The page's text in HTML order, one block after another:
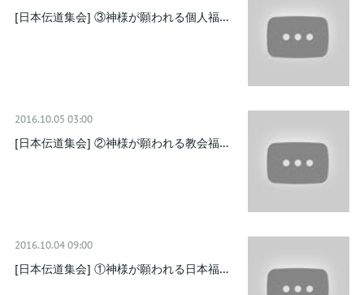
[日本伝道集会] ③神様が願われる個人福…
2016.10.05 03:00
[日本伝道集会] ②神様が願われる教会福…
2016.10.04 09:00
[日本伝道集会] ①神様が願われる日本福…